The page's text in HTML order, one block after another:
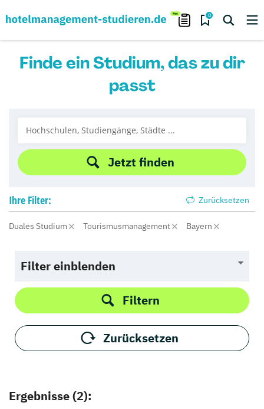
0
Finde ein Studium, das zu dir
passt
Jetzt finden
Ihre Filter: Zurücksetzen
Duales Studium Tourismusmanagement Bayern
Filter einblenden
Filtern
Zurücksetzen
Ergebnisse (2):